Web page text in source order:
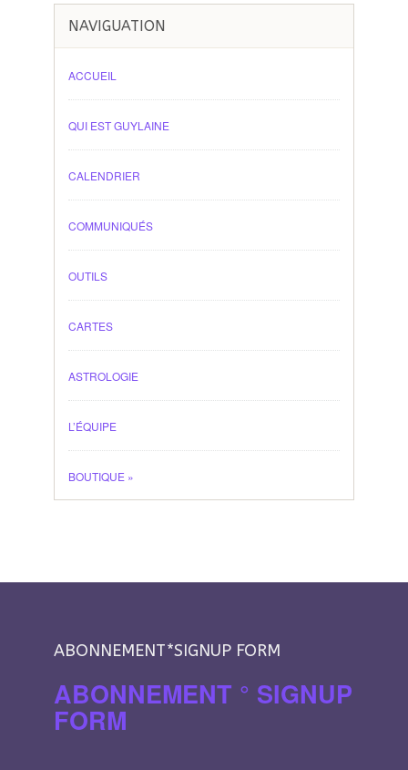
NAVIGUATION
ACCUEIL
QUI EST GUYLAINE
CALENDRIER
COMMUNIQUÉS
OUTILS
CARTES
ASTROLOGIE
L’ÉQUIPE
BOUTIQUE »
ABONNEMENT*SIGNUP FORM
ABONNEMENT ° SIGNUP
FORM